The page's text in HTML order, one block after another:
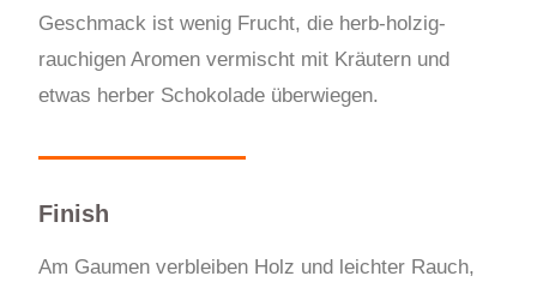
Geschmack ist wenig Frucht, die herb-holzig-
rauchigen Aromen vermischt mit Kräutern und
etwas herber Schokolade überwiegen.
Finish
Am Gaumen verbleiben Holz und leichter Rauch,